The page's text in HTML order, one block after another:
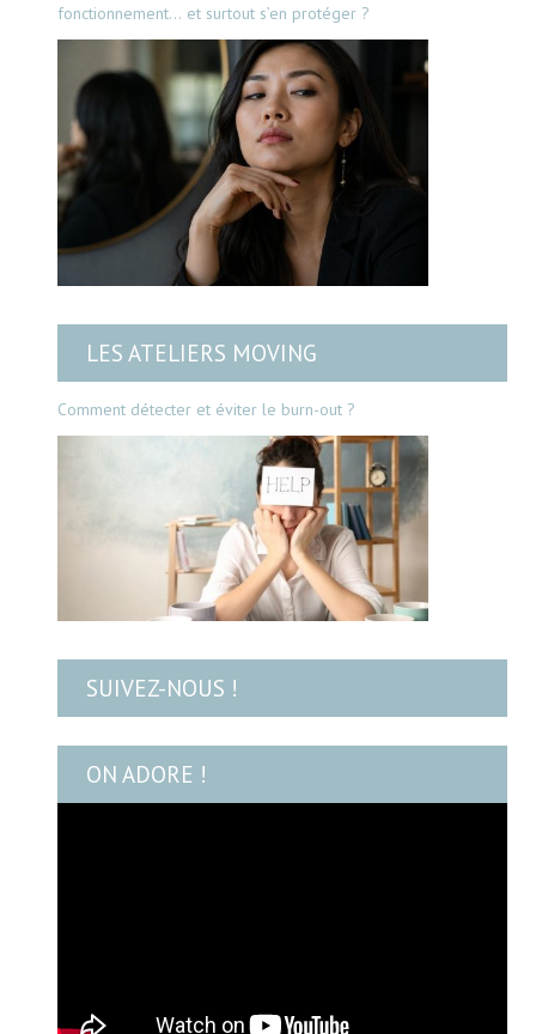
fonctionnement… et surtout s’en protéger ?
LES ATELIERS MOVING
Comment détecter et éviter le burn-out ?
SUIVEZ-NOUS !
ON ADORE !